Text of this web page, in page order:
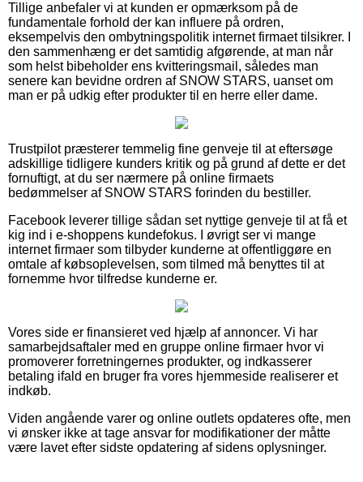
Tillige anbefaler vi at kunden er opmærksom på de
fundamentale forhold der kan influere på ordren,
eksempelvis den ombytningspolitik internet firmaet tilsikrer. I
den sammenhæng er det samtidig afgørende, at man når
som helst bibeholder ens kvitteringsmail, således man
senere kan bevidne ordren af SNOW STARS, uanset om
man er på udkig efter produkter til en herre eller dame.
Trustpilot præsterer temmelig fine genveje til at eftersøge
adskillige tidligere kunders kritik og på grund af dette er det
fornuftigt, at du ser nærmere på online firmaets
bedømmelser af SNOW STARS forinden du bestiller.
Facebook leverer tillige sådan set nyttige genveje til at få et
kig ind i e-shoppens kundefokus. I øvrigt ser vi mange
internet firmaer som tilbyder kunderne at offentliggøre en
omtale af købsoplevelsen, som tilmed må benyttes til at
fornemme hvor tilfredse kunderne er.
Vores side er finansieret ved hjælp af annoncer. Vi har
samarbejdsaftaler med en gruppe online firmaer hvor vi
promoverer forretningernes produkter, og indkasserer
betaling ifald en bruger fra vores hjemmeside realiserer et
indkøb.
Viden angående varer og online outlets opdateres ofte, men
vi ønsker ikke at tage ansvar for modifikationer der måtte
være lavet efter sidste opdatering af sidens oplysninger.